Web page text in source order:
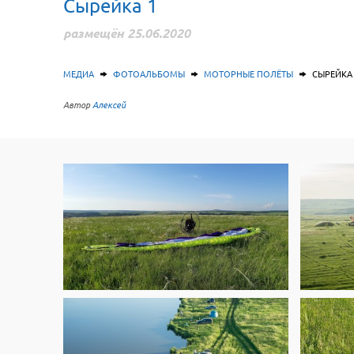
Сырейка 1
размещён 25.06.2020
МЕДИА ФОТОАЛЬБОМЫ МОТОРНЫЕ ПОЛЁТЫ СЫРЕЙКА
АвторАлексей